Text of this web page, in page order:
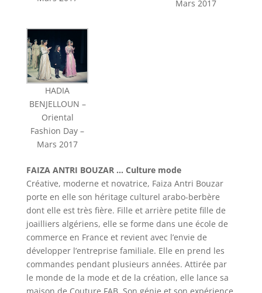
Mars 2017
HADIA
BENJELLOUN –
Oriental
Fashion Day –
Mars 2017
FAIZA ANTRI BOUZAR … Culture mode
Créative, moderne et novatrice, Faiza Antri Bouzar
porte en elle son héritage culturel arabo-berbère
dont elle est très fière. Fille et arrière petite fille de
joailliers algériens, elle se forme dans une école de
commerce en France et revient avec l’envie de
développer l’entreprise familiale. Elle en prend les
commandes pendant plusieurs années. Attirée par
le monde de la mode et de la création, elle lance sa